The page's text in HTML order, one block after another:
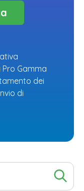
Gamma
dei
di